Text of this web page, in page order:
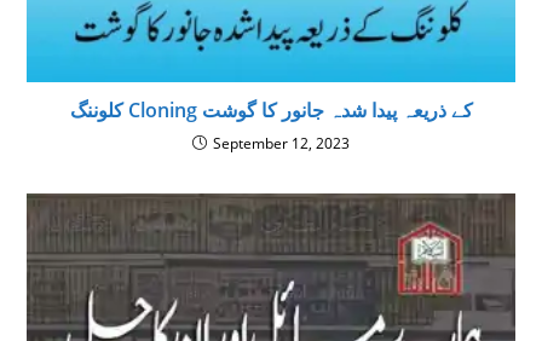
کلوننگ Cloning کے ذریعہ پیدا شدہ جانور کا گوشت
September 12, 2023